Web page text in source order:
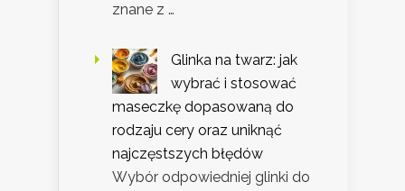
znane z …
Glinka na twarz: jak
wybrać i stosować
maseczkę dopasowaną do
rodzaju cery oraz uniknąć
najczęstszych błędów
Wybór odpowiedniej glinki do